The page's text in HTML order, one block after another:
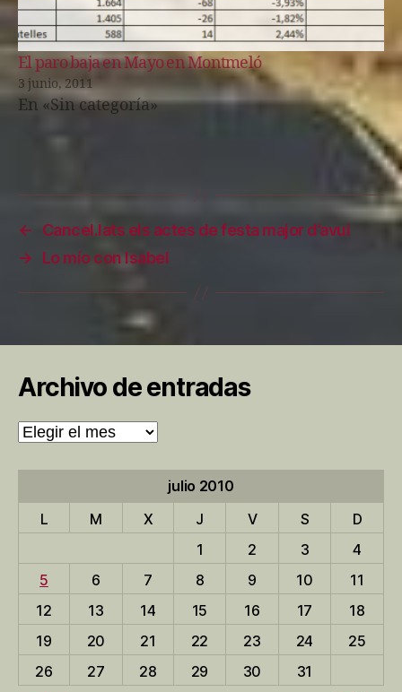
El paro baja en Mayo en Montmeló
3 junio, 2011
En «Sin categoría»
←
Cancel.lats els actes de festa major d’avui
→
Lo mío con Isabel
Archivo de entradas
Archivo
de
entradas
julio 2010
L
M X J V S
D
1
2 3
4
5
6 7 8 9 10
11
12
13 14 15 16 17
18
19
20 21 22 23 24
25
26
27 28 29 30 31